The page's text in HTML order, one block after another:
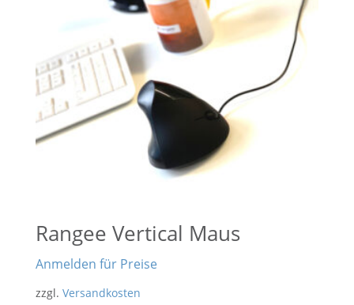
Rangee Vertical Maus
Anmelden für Preise
zzgl. Versandkosten